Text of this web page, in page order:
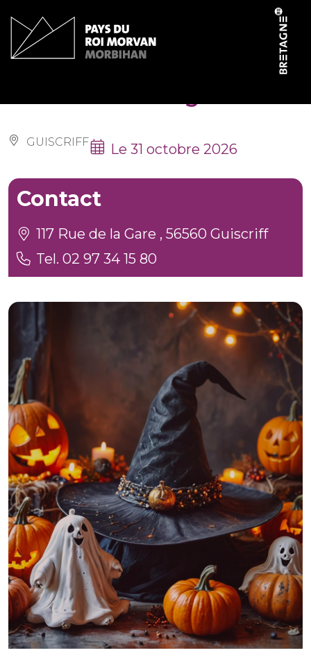
GUISCRIFF Le 31 octobre 2026
Contact
117 Rue de la Gare , 56560 Guiscriff
Tel. 02 97 34 15 80